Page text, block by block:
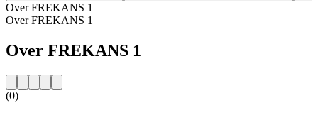
Over FREKANS 1
Over FREKANS 1
Over FREKANS 1
(0)